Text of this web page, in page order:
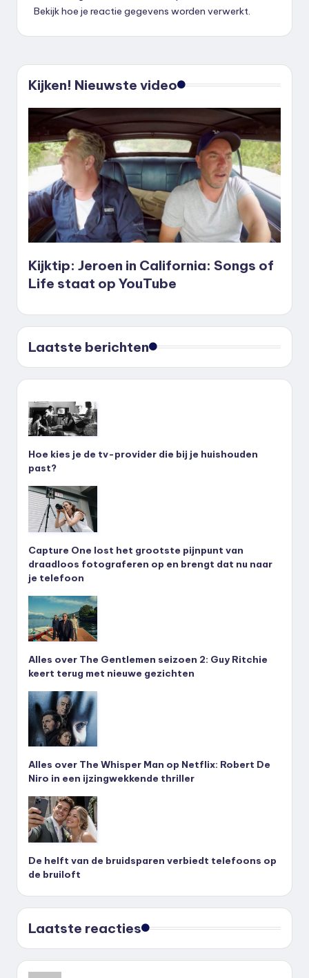
Bekijk hoe je reactie gegevens worden verwerkt.
Kijken! Nieuwste video
Kijktip: Jeroen in California: Songs of
Life staat op YouTube
Laatste berichten
Hoe kies je de tv-provider die bij je huishouden
past?
Capture One lost het grootste pijnpunt van
draadloos fotograferen op en brengt dat nu naar
je telefoon
Alles over The Gentlemen seizoen 2: Guy Ritchie
keert terug met nieuwe gezichten
Alles over The Whisper Man op Netflix: Robert De
Niro in een ijzingwekkende thriller
De helft van de bruidsparen verbiedt telefoons op
de bruiloft
Laatste reacties